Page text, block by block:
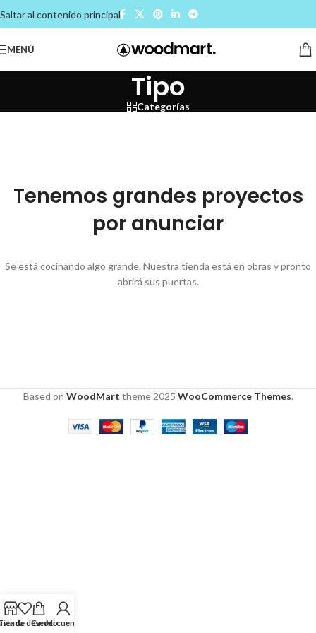
Saltar al contenido principal
MENÚ
Tipo
Categorías
Tenemos grandes proyectos
por anunciar
Se está cocinando algo grande. Nuestra tienda está en obras y pronto
abrirá sus puertas.
Based on WoodMart theme2025 WooCommerce Themes.
de deseos
CarritoMi cuenta